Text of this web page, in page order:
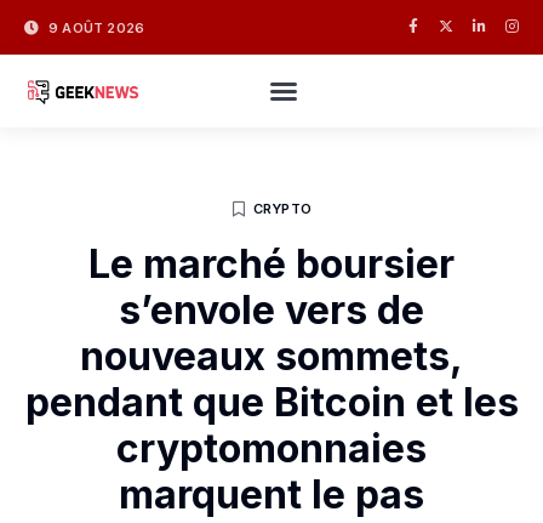
9 AOÛT 2026
CRYPTO
Le marché boursier
s’envole vers de
nouveaux sommets,
pendant que Bitcoin et les
cryptomonnaies
marquent le pas